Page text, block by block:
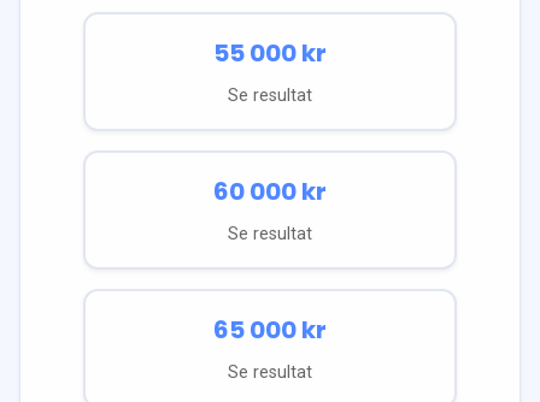
55 000kr
Se resultat
60 000kr
Se resultat
65 000kr
Se resultat